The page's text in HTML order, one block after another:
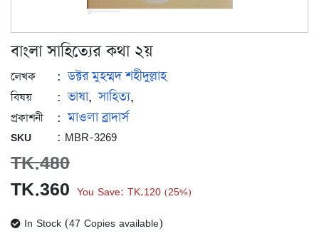
বাংলা সাহিত্যের কথা ২য়
লেখক : ডক্টর মুহম্মদ শহীদুল্লাহ
বিষয় : ভাষা, সাহিত্য,
প্রকাশনী : মাওলা ব্রাদার্স
SKU : MBR-3269
TK.480
Original
price
TK.360 Current
price
You Save: TK.120 (25%)
In Stock (47 Copies available)